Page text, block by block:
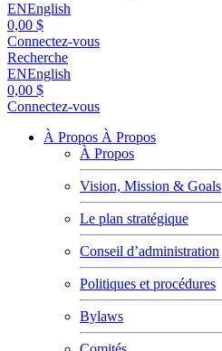
ENEnglish
0,00 $
Connectez-vous
Recherche
ENEnglish
0,00 $
Connectez-vous
À Propos À Propos
À Propos
Vision, Mission & Goals
Le plan stratégique
Conseil d’administration
Politiques et procédures
Bylaws